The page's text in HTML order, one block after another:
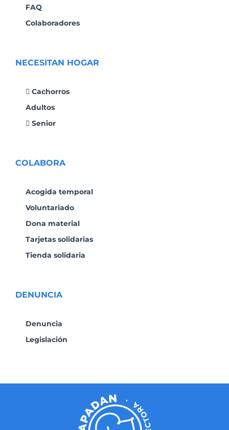
FAQ
Colaboradores
NECESITAN HOGAR
Cachorros
Adultos
Senior
COLABORA
Acogida temporal
Voluntariado
Dona material
Tarjetas solidarias
Tienda solidaria
DENUNCIA
Denuncia
Legislación